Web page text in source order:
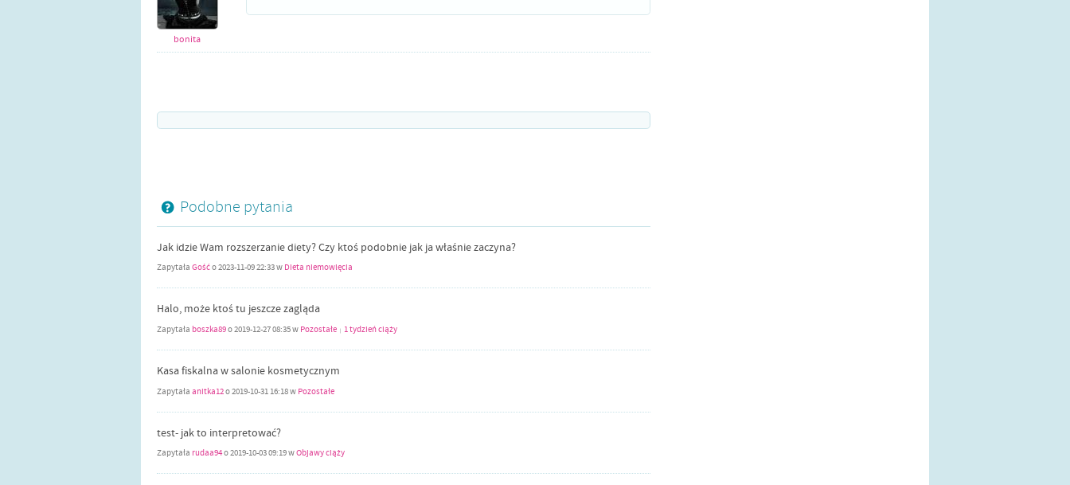
bonita
Podobne pytania
Jak idzie Wam rozszerzanie diety? Czy ktoś podobnie jak ja właśnie zaczyna?
Zapytała Gośćo2023-11-09 22:33w Dieta niemowlęcia
Halo, może ktoś tu jeszcze zagląda
Zapytała boszka89o2019-12-27 08:35w Pozostałe | 1 tydzień ciąży
Kasa fiskalna w salonie kosmetycznym
Zapytała anitka12o2019-10-31 16:18w Pozostałe
test- jak to interpretować?
Zapytała rudaa94o2019-10-03 09:19wObjawy ciąży